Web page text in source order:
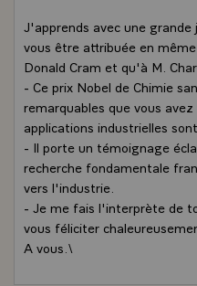
J'apprends avec une
vous être attribuée en
Donald Cram et qu'à M.
- Ce prix Nobel de Chimie
remarquables que vous
applications industrielles
- Il porte un témoignage
recherche fondamentale
vers l'industrie.
- Je me fais l'interprète de
vous féliciter
A vous.\